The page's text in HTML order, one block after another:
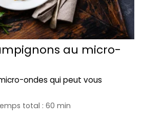
au micro-
ondes qui peut vous
total : 60 min